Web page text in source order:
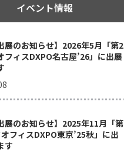
イベント情報
展のお知らせ】2026年5月「第2
フィスDXPO名古屋’26」に出展
展のお知らせ】2025年11月「第
フィスDXPO東京’25秋」に出
す